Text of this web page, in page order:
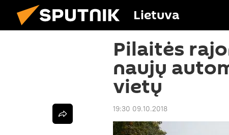
Lietuva
Pilaitės
naujų
vietų
19:30 09.10.2018